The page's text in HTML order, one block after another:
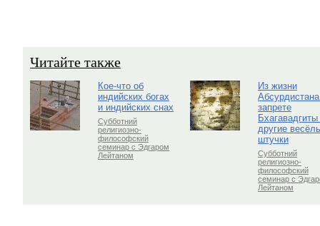
Читайте также
Кое-что об
индийских богах
и индийских снах
Субботний
религиозно-
философский
семинар с Эдгаром
Лейтаном
Из жизни
запрете
Бхагавадгиты
другие
штучки
Субботний
религиозно-
философский
семинар с
Лейтаном